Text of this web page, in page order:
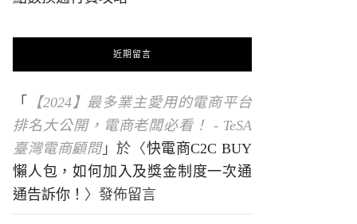
近期留言
「
【2024】最多業主愛用的電商平台
排名大公開，電商老闆必看！ - TeSA
臺灣電商顧問」於〈快電商C2C BUY
懶人包，如何加入及獎金制度一次通
通告訴你！ 〉發佈留言